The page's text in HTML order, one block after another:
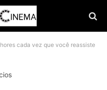
cada vez que você reassiste